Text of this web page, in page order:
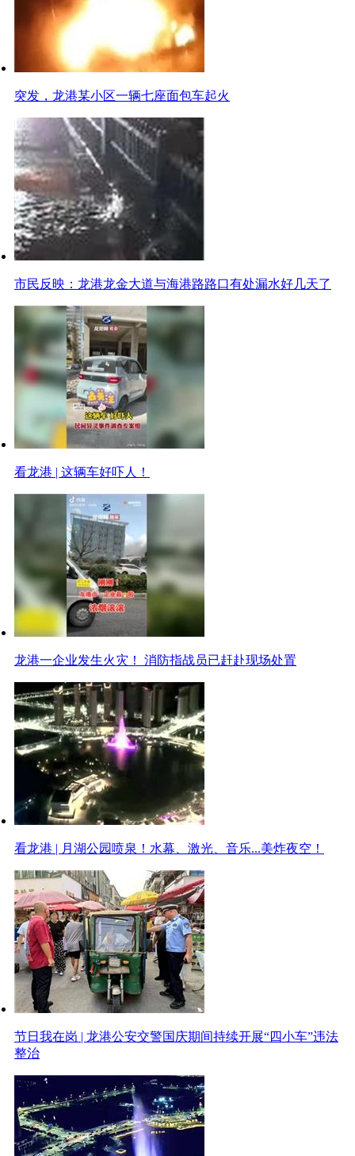
突发，龙港某小区一辆七座面包车起火
市民反映：龙港龙金大道与海港路路口有处漏水好几天了
看龙港 | 这辆车好吓人！
龙港一企业发生火灾！ 消防指战员已赶赴现场处置
看龙港 | 月湖公园喷泉！水幕、激光、音乐...美炸夜空！
节日我在岗 | 龙港公安交警国庆期间持续开展“四小车”违法
整治